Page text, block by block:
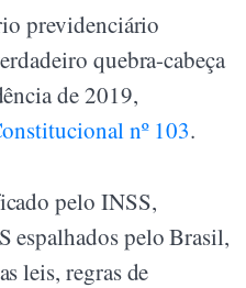
previdenciário
quebra-cabeça
de 2019,
nº 103.
pelo INSS,
espalhados pelo Brasil,
leis, regras de